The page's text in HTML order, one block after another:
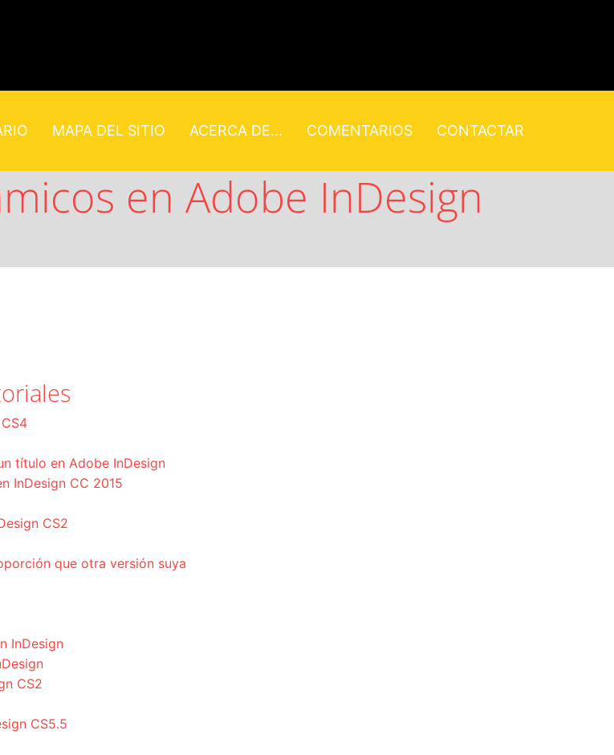
MAPA DEL SITIO ACERCA DE... COMENTARIOS CONTACTAR
en Adobe InDesign
título en Adobe InDesign
InDesign CC 2015
CS2
que otra versión suya
InDesign
CS2
CS5.5